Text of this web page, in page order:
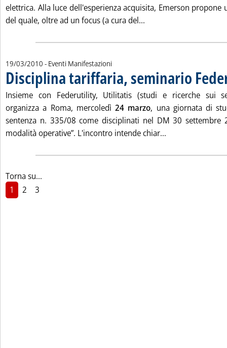
elettrica. Alla luce dell'esperienza acquisita, Emerson propone
del quale, oltre ad un focus (a cura del...
19/03/2010 - Eventi Manifestazioni
Disciplina tariffaria, seminario
Insieme con Federutility, Utilitatis (studi e ricerche sui
organizza a Roma, mercoledì 24 marzo, una giornata di
sentenza n. 335/08 come disciplinati nel DM 30 settembre
modalità operative”. L'incontro intende chiar...
Torna su...
1
2 3